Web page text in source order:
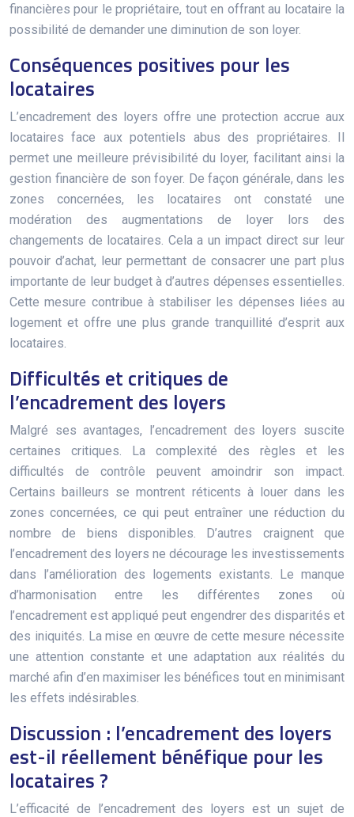
financières pour le propriétaire, tout en offrant au locataire la
possibilité de demander une diminution de son loyer.
Conséquences positives pour les
locataires
L’encadrement des loyers offre une protection accrue aux
locataires face aux potentiels abus des propriétaires. Il
permet une meilleure prévisibilité du loyer, facilitant ainsi la
gestion financière de son foyer. De façon générale, dans les
zones concernées, les locataires ont constaté une
modération des augmentations de loyer lors des
changements de locataires. Cela a un impact direct sur leur
pouvoir d’achat, leur permettant de consacrer une part plus
importante de leur budget à d’autres dépenses essentielles.
Cette mesure contribue à stabiliser les dépenses liées au
logement et offre une plus grande tranquillité d’esprit aux
locataires.
Difficultés et critiques de
l’encadrement des loyers
Malgré ses avantages, l’encadrement des loyers suscite
certaines critiques. La complexité des règles et les
difficultés de contrôle peuvent amoindrir son impact.
Certains bailleurs se montrent réticents à louer dans les
zones concernées, ce qui peut entraîner une réduction du
nombre de biens disponibles. D’autres craignent que
l’encadrement des loyers ne décourage les investissements
dans l’amélioration des logements existants. Le manque
d’harmonisation entre les différentes zones où
l’encadrement est appliqué peut engendrer des disparités et
des iniquités. La mise en œuvre de cette mesure nécessite
une attention constante et une adaptation aux réalités du
marché afin d’en maximiser les bénéfices tout en minimisant
les effets indésirables.
Discussion : l’encadrement des loyers
est-il réellement bénéfique pour les
locataires ?
L’efficacité de l’encadrement des loyers est un sujet de